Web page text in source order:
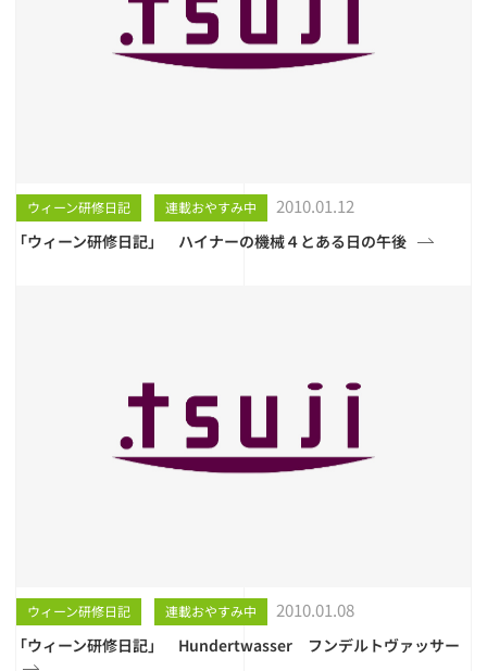
ウィーン研修日記 連載おやすみ中 2010.01.12
「ウィーン研修日記」 ハイナーの機械４とある日の午後
ウィーン研修日記 連載おやすみ中 2010.01.08
「ウィーン研修日記」 Hundertwasser フンデルトヴァッサー